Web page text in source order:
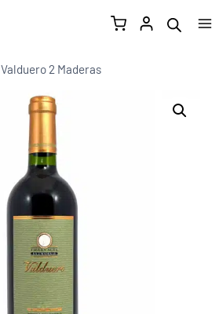
Valduero 2 Maderas